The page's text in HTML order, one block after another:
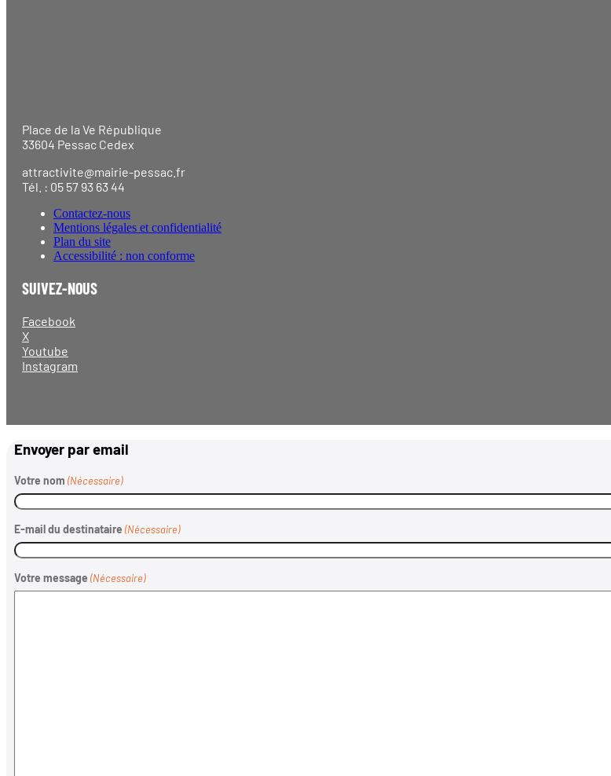
Place de la Ve République
33604 Pessac Cedex
attractivite@mairie-pessac.fr
Tél. : 05 57 93 63 44
Contactez-nous
Mentions légales et confidentialité
Plan du site
Accessibilité : non conforme
SUIVEZ-NOUS
Facebook
X
Youtube
Instagram
Envoyer par email
Votre nom (Nécessaire)
E-mail du destinataire (Nécessaire)
Votre message (Nécessaire)